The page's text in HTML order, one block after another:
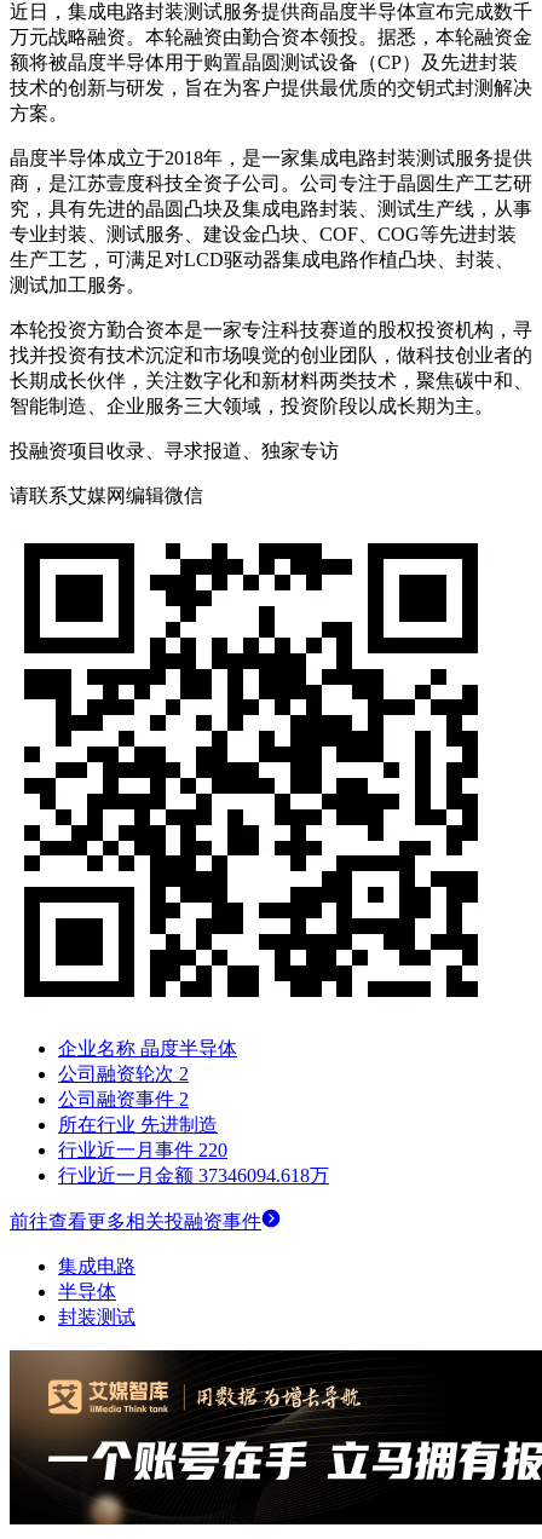
近日，集成电路封装测试服务提供商晶度半导体宣布完成数千
万元战略融资。本轮融资由勤合资本领投。据悉，本轮融资金
额将被晶度半导体用于购置晶圆测试设备（CP）及先进封装
技术的创新与研发，旨在为客户提供最优质的交钥式封测解决
方案。
晶度半导体成立于2018年，是一家集成电路封装测试服务提供
商，是江苏壹度科技全资子公司。公司专注于晶圆生产工艺研
究，具有先进的晶圆凸块及集成电路封装、测试生产线，从事
专业封装、测试服务、建设金凸块、COF、COG等先进封装
生产工艺，可满足对LCD驱动器集成电路作植凸块、封装、
测试加工服务。
本轮投资方勤合资本是一家专注科技赛道的股权投资机构，寻
找并投资有技术沉淀和市场嗅觉的创业团队，做科技创业者的
长期成长伙伴，关注数字化和新材料两类技术，聚焦碳中和、
智能制造、企业服务三大领域，投资阶段以成长期为主。
投融资项目收录、寻求报道、独家专访
请联系艾媒网编辑微信
企业名称 晶度半导体
公司融资轮次 2
公司融资事件 2
所在行业 先进制造
行业近一月事件 220
行业近一月金额 37346094.618万
前往查看更多相关投融资事件
集成电路
半导体
封装测试